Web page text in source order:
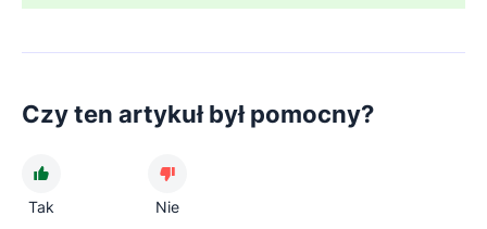
Czy ten artykuł był pomocny?
Tak Nie